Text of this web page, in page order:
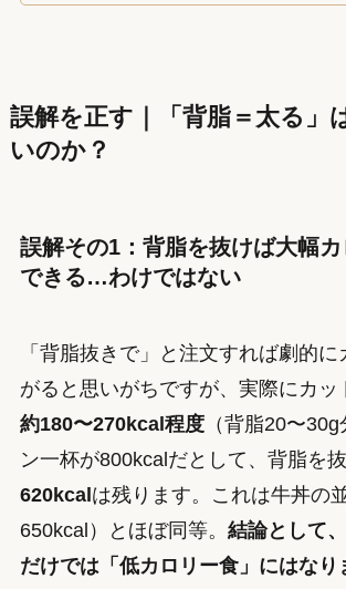
誤解を正す｜「背脂＝太る」
いのか？
誤解その1：背脂を抜けば大幅
できる…わけではない
「背脂抜きで」と注文すれば劇的
がると思いがちですが、実際にカッ
約180〜270kcal程度（背脂20〜30g
ン一杯が800kcalだとして、背脂を
620kcal は残ります。これは牛丼の
650kcal）とほぼ同等。 結論として
だけでは「低カロリー食」にはなり